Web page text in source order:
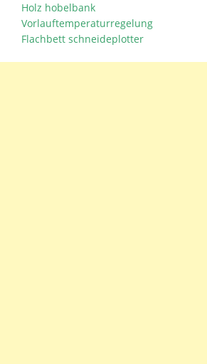
Holz hobelbank
Vorlauftemperaturregelung
Flachbett schneideplotter